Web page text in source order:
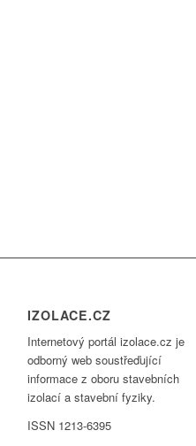
IZOLACE.CZ
Internetový portál izolace.cz je
odborný web soustřeďující
informace z oboru stavebních
izolací a stavební fyziky.
ISSN 1213-6395